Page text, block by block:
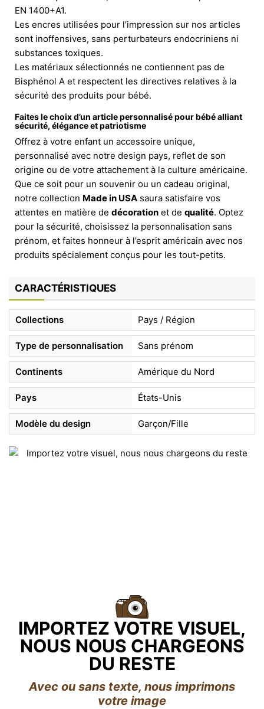
EN 1400+A1.
Les encres utilisées pour l’impression sur nos articles
sont inoffensives, sans perturbateurs endocriniens ni
substances toxiques.
Les matériaux sélectionnés ne contiennent pas de
Bisphénol A et respectent les directives relatives à la
sécurité des produits pour bébé.
Faites le choix d’un article personnalisé pour bébé alliant
sécurité, élégance et patriotisme
Offrez à votre enfant un accessoire unique,
personnalisé avec notre design pays, reflet de son
origine ou de votre attachement à la culture américaine.
Que ce soit pour un souvenir ou un cadeau original,
notre collection Made in USA saura satisfaire vos
attentes en matière de décoration et de qualité. Optez
pour la sécurité, choisissez la personnalisation sans
prénom, et faites honneur à l’esprit américain avec nos
produits spécialement conçus pour les tout-petits.
CARACTÉRISTIQUES
Collections Pays / Région
Type de personnalisation Sans prénom
Continents Amérique du Nord
Pays États-Unis
Modèle du design Garçon/Fille
IMPORTEZ VOTRE VISUEL,
NOUS NOUS CHARGEONS
DU RESTE
Avec ou sans texte, nous imprimons
votre image